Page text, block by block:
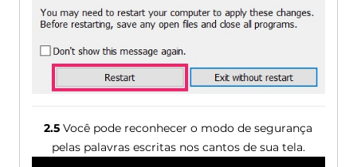
2.5 Você pode reconhecer o modo de segurança
pelas palavras escritas nos cantos de sua tela.